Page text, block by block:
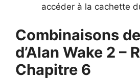
accéder à la cachette
Combinaisons
d’Alan Wake 2 –
Chapitre 6